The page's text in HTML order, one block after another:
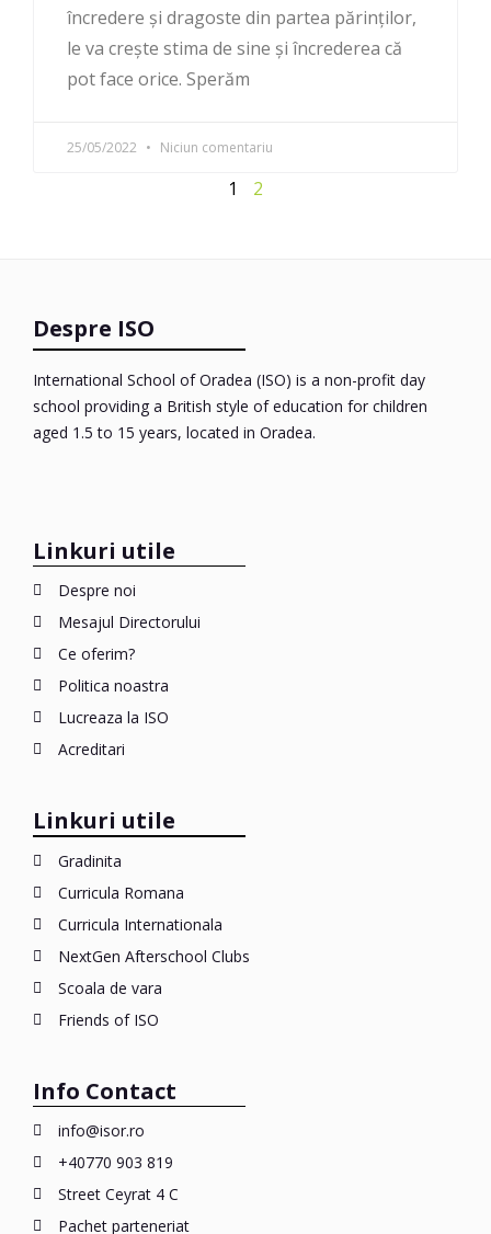
încredere și dragoste din partea părinților,
le va crește stima de sine și încrederea că
pot face orice. Sperăm
25/05/2022 Niciun comentariu
1 2
Despre ISO
International School of Oradea (ISO) is a non-profit day
school providing a British style of education for children
aged 1.5 to 15 years, located in Oradea.
Linkuri utile
Despre noi
Mesajul Directorului
Ce oferim?
Politica noastra
Lucreaza la ISO
Acreditari
Linkuri utile
Gradinita
Curricula Romana
Curricula Internationala
NextGen Afterschool Clubs
Scoala de vara
Friends of ISO
Info Contact
info@isor.ro
+40770 903 819
Street Ceyrat 4 C
Pachet parteneriat